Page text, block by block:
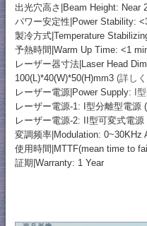
出光穴高さ|Beam Height: Near
パワー安定性|Power Stability:
製冷方式|Temperature
予熱時間|Warm Up Time: <1
レーザー器寸法|Laser Head
100(L)*40(W)*50(H)mm3 (詳し
レーザー電源|Power Supply: I
レーザー電源-1: I型分離型電源
レーザー電源-2: II型可変式電源
変調频率|Modulation: 0~30KHz
使用時間|MTTF(mean time to
証期|Warranty: 1 Year